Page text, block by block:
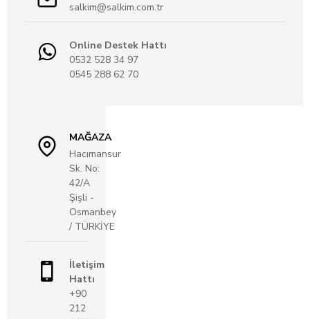
salkim@salkim.com.tr
Online Destek Hattı
0532 528 34 97
0545 288 62 70
MAĞAZA
Hacımansur
Sk. No:
42/A
Şişli -
Osmanbey
/ TÜRKİYE
İletişim
Hattı
+90
212